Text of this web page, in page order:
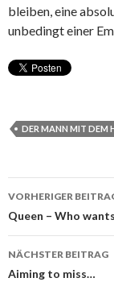
bleiben, eine
unbedingt einer
DER MANN MIT DEM
Beitrags-
Navigation
VORHERIGER
Queen – Who
NÄCHSTER BEITRAG
Aiming to miss…